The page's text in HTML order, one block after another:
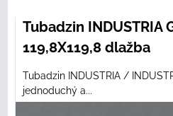
Tubadzin INDUSTRIA
119,8X119,8 dlažba
Tubadzin INDUSTRIA /
jednoduchý a...